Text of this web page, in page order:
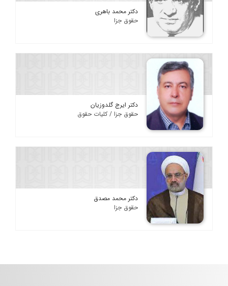
دکتر محمد باهری
حقوق جزا
دکتر ایرج گلدوزیان
حقوق جزا / کلیات حقوق
دکتر محمد مصدق
حقوق جزا